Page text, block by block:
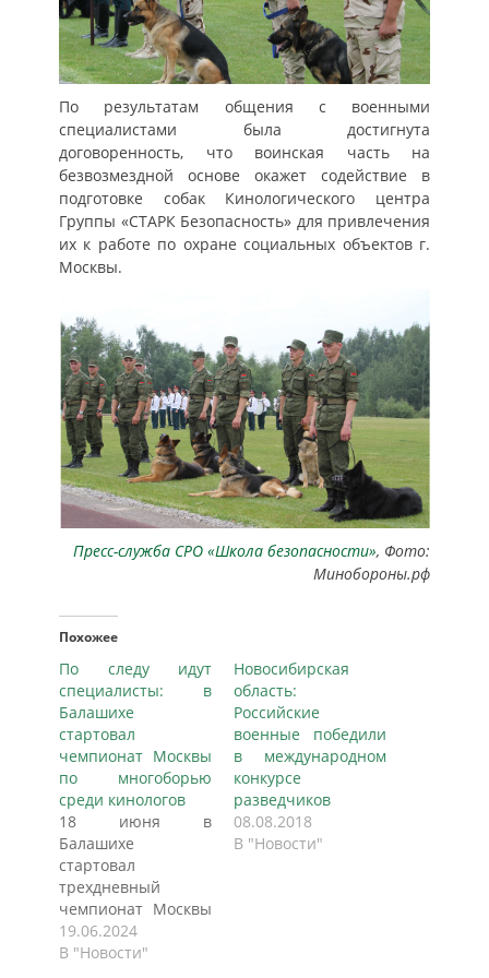
По результатам общения с военными
специалистами была достигнута
договоренность, что воинская часть на
безвозмездной основе окажет содействие в
подготовке собак Кинологического центра
Группы «СТАРК Безопасность» для привлечения
их к работе по охране социальных объектов г.
Москвы.
Пресс-служба СРО «Школа безопасности», Фото:
Минобороны.рф
Похожее
По следу идут
специалисты: в
Балашихе
стартовал
чемпионат Москвы
по многоборью
среди кинологов
18 июня в
Балашихе
стартовал
трехдневный
чемпионат Москвы
по многоборью
среди кинологов.
19.06.2024
В "Новости"
Новосибирская
область:
Российские
военные победили
в международном
конкурсе
разведчиков
08.08.2018
В "Новости"